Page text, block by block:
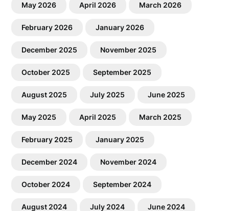
May 2026 April 2026 March 2026
February 2026 January 2026
December 2025 November 2025
October 2025 September 2025
August 2025 July 2025 June 2025
May 2025 April 2025 March 2025
February 2025 January 2025
December 2024 November 2024
October 2024 September 2024
August 2024 July 2024 June 2024